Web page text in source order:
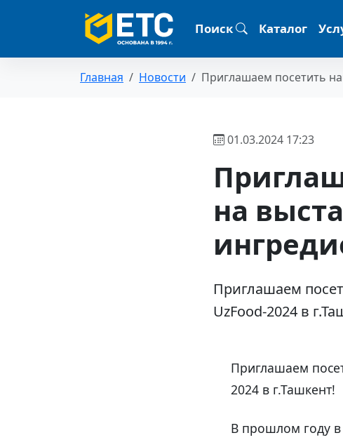
Поиск Каталог
Главная Новости Приглашаем посетить
01.03.2024 17:23
на
Приглашаем
UzFood-2024 в
Приглашаем
2024 в г.Ташкент!
В прошлом году в